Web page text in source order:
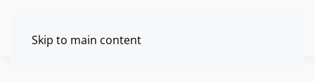
Skip to main content